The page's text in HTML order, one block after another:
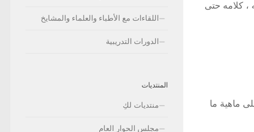
، كلامه حتى
ماهية ما
اللقاءات مع الأطباء والعلماء والمشايخ
الدورات التدريبية
المنتديات
منتديات لكِ
مجلس الحوار العام